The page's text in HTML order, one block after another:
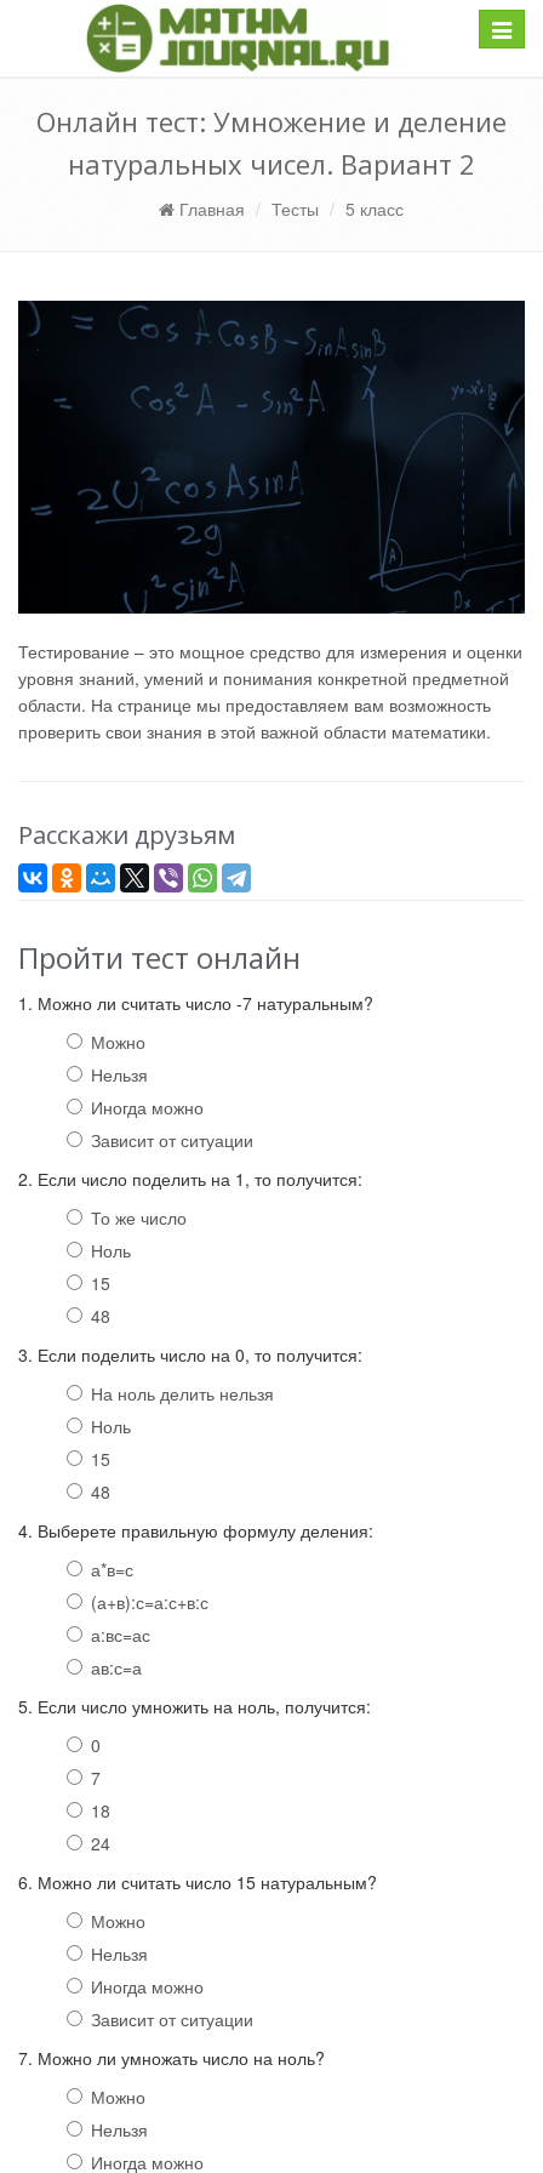
Онлайн тест: Умножение и деление
натуральных чисел. Вариант 2
Главная Тесты 5 класс
Тестирование – это мощное средство для измерения и оценки
уровня знаний, умений и понимания конкретной предметной
области. На странице мы предоставляем вам возможность
проверить свои знания в этой важной области математики.
Расскажи друзьям
Пройти тест онлайн
1. Можно ли считать число -7 натуральным?
Можно
Нельзя
Иногда можно
Зависит от ситуации
2. Если число поделить на 1, то получится:
То же число
Ноль
15
48
3. Если поделить число на 0, то получится:
На ноль делить нельзя
Ноль
15
48
4. Выберете правильную формулу деления:
а*в=с
(а+в):с=а:с+в:с
а:вс=ас
ав:с=а
5. Если число умножить на ноль, получится:
0
7
18
24
6. Можно ли считать число 15 натуральным?
Можно
Нельзя
Иногда можно
Зависит от ситуации
7. Можно ли умножать число на ноль?
Можно
Нельзя
Иногда можно